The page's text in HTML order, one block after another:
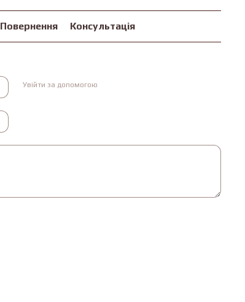
Повернення Консультація
Увійти за допомогою